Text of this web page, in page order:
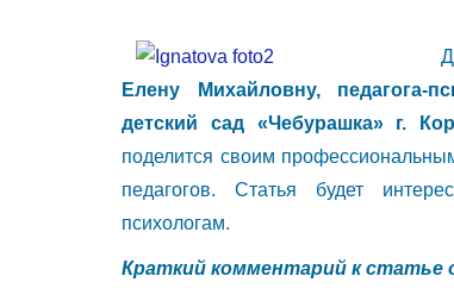
Елену Михайловну, педагога-
детский сад «Чебурашка» г.
поделится своим
педагогов. Статья будет
психологам.
Краткий комментарий к